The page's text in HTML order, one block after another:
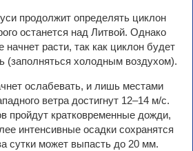
продолжит определять циклон
останется над Литвой. Однако
расти, так как циклон будет
(заполняться холодным воздухом).
ослабевать, и лишь местами
ветра достигнут 12–14 м/с.
пройдут кратковременные дожди,
интенсивные осадки сохранятся
сутки может выпасть до 20 мм.